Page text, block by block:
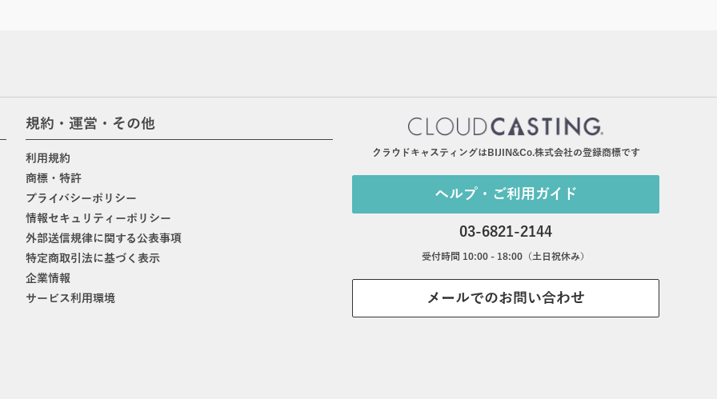
規約・運営・その他
利用規約
商標・特許
プライバシーポリシー
情報セキュリティーポリシー
外部送信規律に関する公表事項
特定商取引法に基づく表示
企業情報
サービス利用環境
クラウドキャスティングはBIJIN&Co.株式会社の登録商標です
ヘルプ・ご利用ガイド
03-6821-2144
受付時間 10:00 - 18:00（土日祝休み）
メールでのお問い合わせ